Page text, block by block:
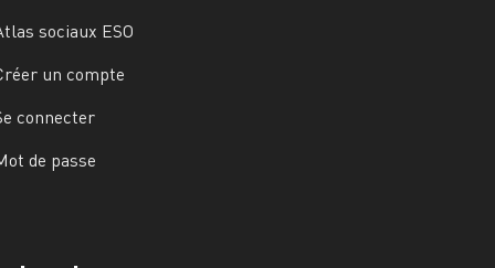
sociaux ESO
un compte
connecter
de passe